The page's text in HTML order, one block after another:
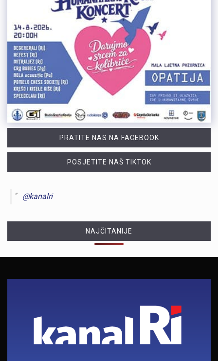
PRATITE NAS NA FACEBOOK
POSJETITE NAŠ TIKTOK
@kanalri
NAJČITANIJE